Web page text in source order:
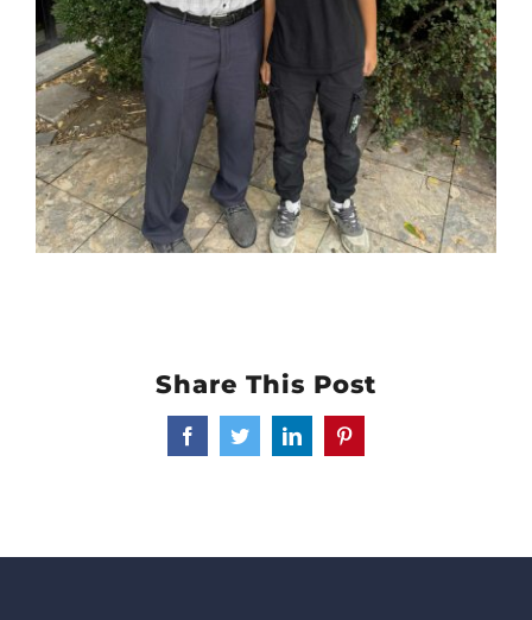
Share This Post
FacebookTwitterLinkedInPinterest